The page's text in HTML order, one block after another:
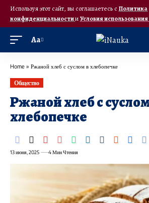
Используя этот сайт, вы соглашаетесь с Политика
конфиденциальностииУсловия использования
Аа
Home » Ржаной хлеб с суслом в хлебопечке
Общество
Ржаной хлеб с
хлебопечке
13 июня, 2025 4 Мин Чтения